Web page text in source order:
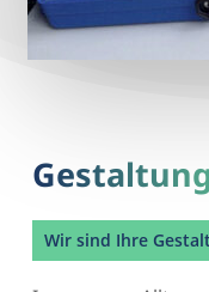
Gestaltung
Wir sind Ihre